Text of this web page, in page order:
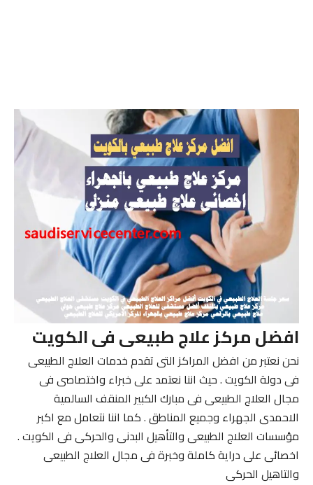
افضل مركز علاج طبيعى فى الكويت
نحن نعتبر من افضل المراكز التى تقدم خدمات العلاج الطبيعى
فى دولة الكويت . حيث اننا نعتمد على خبراء واختصاصى فى
مجال العلاج الطبيعى فى مبارك الكبير المنقف السالمية
الاحمدى الجهراء وجميع المناطق . كما اننا نتعامل مع اكبر
مؤسسات العلاج الطبيعى والتأهيل البدنى والحركى فى الكويت .
اخصائى على دراية كاملة وخبرة فى مجال العلاج الطبيعى
والتاهيل الحركى